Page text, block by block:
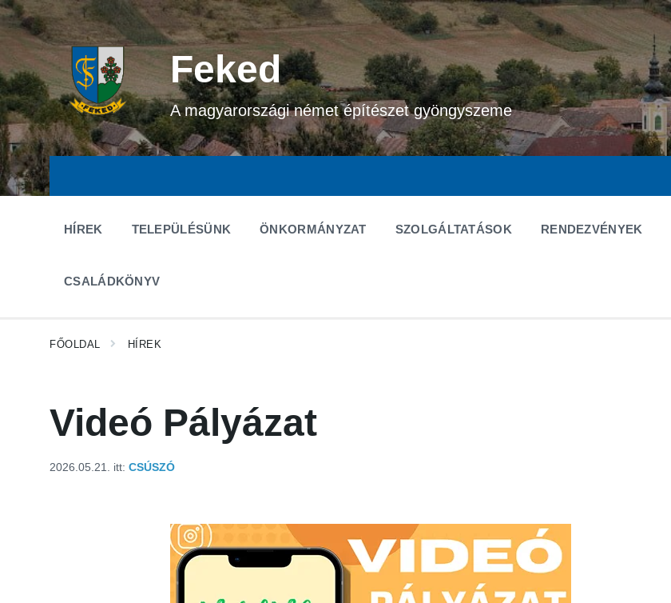
Ugrás
tartalomhoz
Ugrás
fő
navigációhoz
Ugrás
lábléchez
Feked
A magyarországi német építészet gyöngyszeme
HÍREK TELEPÜLÉSÜNK ÖNKORMÁNYZAT SZOLGÁLTATÁSOK RENDEZVÉNYEK
CSALÁDKÖNYV
FŐOLDAL HÍREK
Videó Pályázat
2026.05.21. itt: CSÚSZÓ